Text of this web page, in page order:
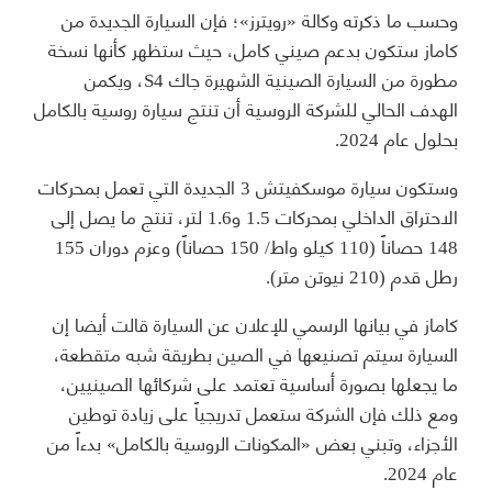
وحسب ما ذكرته وكالة «رويترز»؛ فإن السيارة الجديدة من
كاماز ستكون بدعم صيني كامل، حيث ستظهر كأنها نسخة
مطورة من السيارة الصينية الشهيرة جاك S4، ويكمن
الهدف الحالي للشركة الروسية أن تنتج سيارة روسية بالكامل
بحلول عام 2024.
وستكون سيارة موسكفيتش 3 الجديدة التي تعمل بمحركات
الاحتراق الداخلي بمحركات 1.5 و1.6 لتر، تنتج ما يصل إلى
148 حصاناً (110 كيلو واط/ 150 حصاناً) وعزم دوران 155
رطل قدم (210 نيوتن متر).
كاماز في بيانها الرسمي للإعلان عن السيارة قالت أيضا إن
السيارة سيتم تصنيعها في الصين بطريقة شبه متقطعة،
ما يجعلها بصورة أساسية تعتمد على شركائها الصينيين،
ومع ذلك فإن الشركة ستعمل تدريجياً على زيادة توطين
الأجزاء، وتبني بعض «المكونات الروسية بالكامل» بدءاً من
عام 2024.